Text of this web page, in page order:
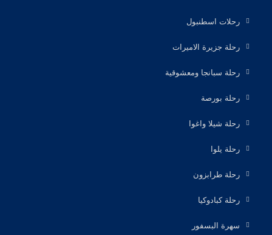
رحلات اسطنبول
رحلة جزيرة الاميرات
رحلة سبانجا ومعشوقية
رحلة بورصة
رحلة شيلا واغوا
رحلة يلوا
رحلة طرابزون
رحلة كبادوكيا
سهرة البسفور